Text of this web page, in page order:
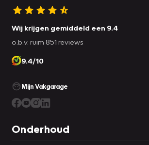
Wij krijgen gemiddeld een 9.4
o.b.v. ruim 851 reviews
9.4/10
Mijn Vakgarage
Onderhoud